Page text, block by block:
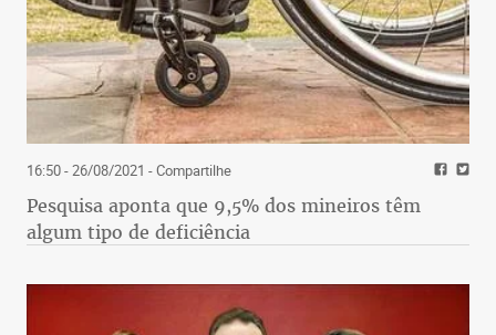
16:50 - 26/08/2021 - Compartilhe
Pesquisa aponta que 9,5% dos mineiros têm
algum tipo de deficiência